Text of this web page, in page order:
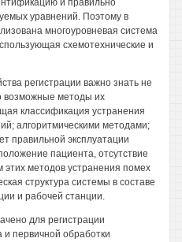
и правильно
уравнений. Поэтому в
многоуровневая система
схемотехнические и
регистрации важно знать не
возможные методы их
классификация устранения
алгоритмическими методами;
правильной эксплуатации
пациента, отсутствие
методов устранения помех
структура системы в составе
и рабочей станции.
для регистрации
и первичной обработки